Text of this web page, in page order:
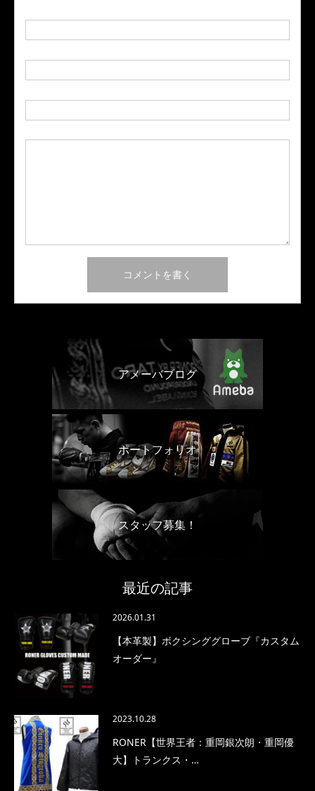
アメーバブログ
ポートフォリオ
スタッフ募集！
最近の記事
2026.01.31
【本革製】ボクシンググローブ『カスタム
オーダー』
2023.10.28
RONER【世界王者：重岡銀次朗・重岡優
大】トランクス・…